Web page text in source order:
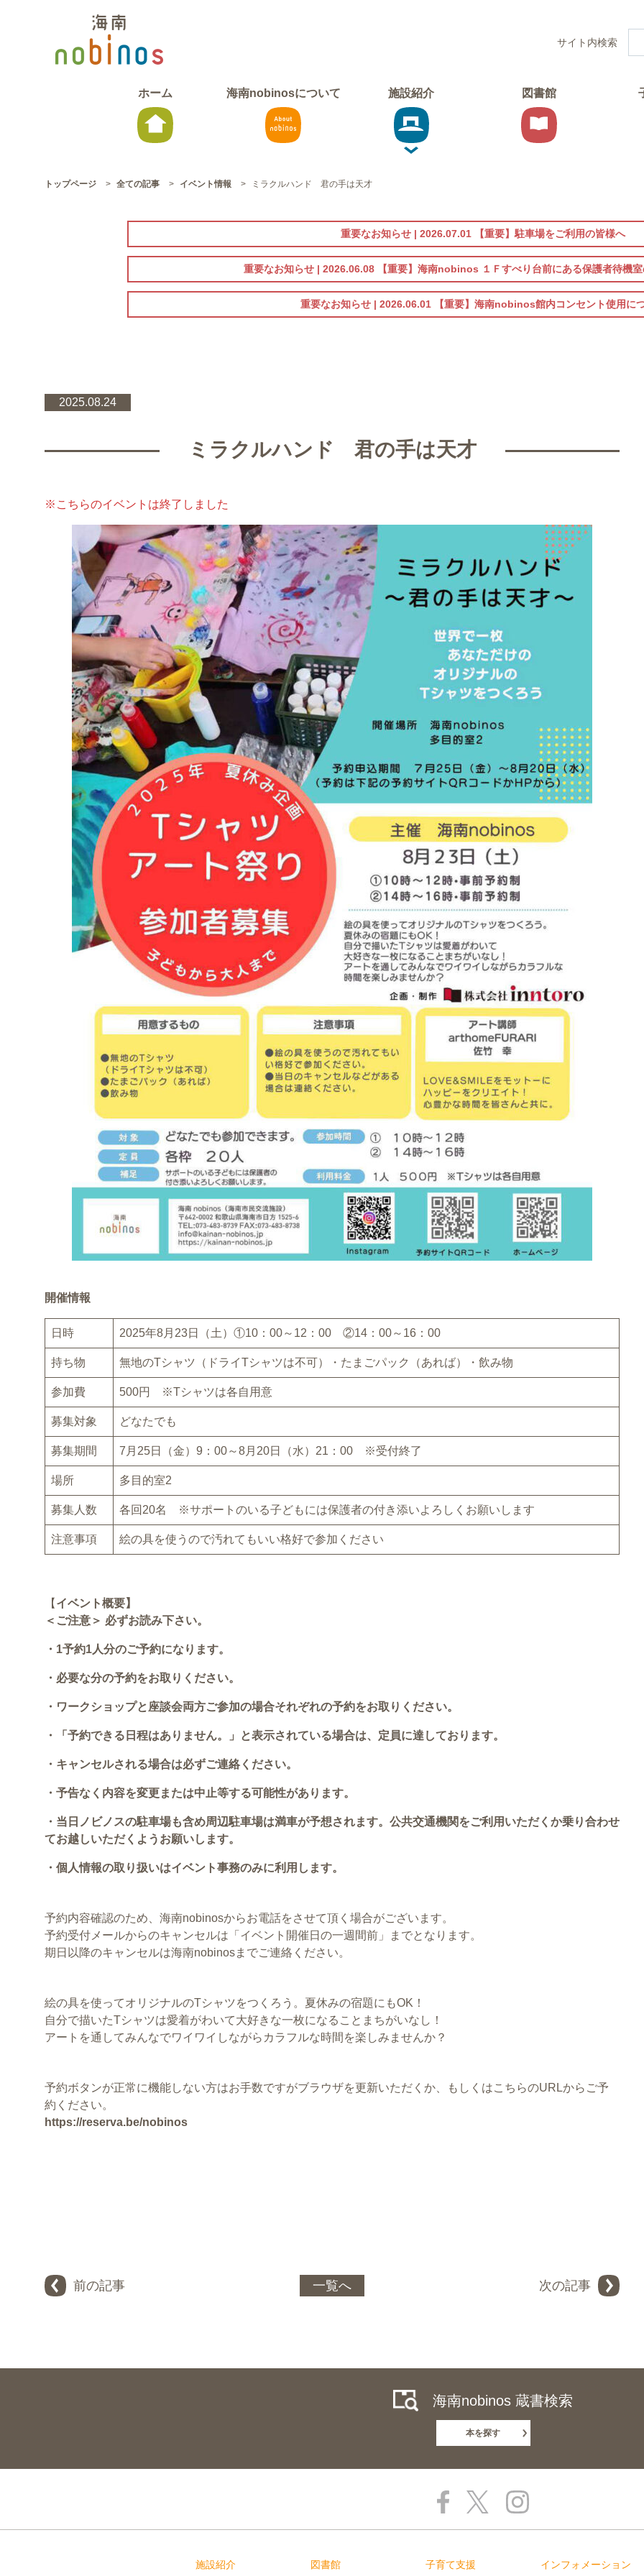
サイト内検索
ホーム 海南nobinosについて 施設紹介 図書館
トップページ > 全ての記事 > イベント情報 > ミラクルハンド 君の手は天才
重要なお知らせ | 2026.07.01 【重要】駐車場をご利用の皆様へ
重要なお知らせ | 2026.06.08【重要】海南nobinos １Ｆすべり台前にある保護者待機室
重要なお知らせ | 2026.06.01【重要】海南nobinos館内コンセント使用に
2025.08.24
ミラクルハンド 君の手は天才
※こちらのイベントは終了しました
開催情報
日時 2025年8月23日（土）①10：00～12：00 ②14：00～16：00
持ち物 無地のTシャツ（ドライTシャツは不可）・たまごパック（あれば）・飲み物
参加費 500円 ※Tシャツは各自用意
募集対象 どなたでも
募集期間 7月25日（金）9：00～8月20日（水）21：00 ※受付終了
場所 多目的室2
募集人数 各回20名 ※サポートのいる子どもには保護者の付き添いよろしくお願いします
注意事項 絵の具を使うので汚れてもいい格好で参加ください
【 イベント概要】
＜ご注意＞ 必ずお読み下さい。
・1予約1人分のご予約になります。
・必要な分の予約をお取りください。
・ワークショップと座談会両方ご参加の場合それぞれの予約をお取りください。
・「予約できる日程はありません。」と表示されている場合は、定員に達しております。
・キャンセルされる場合は必ずご連絡ください。
・予告なく内容を変更または中止等する可能性があります。
・当日ノビノスの駐車場も含め周辺駐車場は満車が予想されます。公共交通機関をご利用いただくか乗り合わせ
てお越しいただくようお願いします。
・個人情報の取り扱いはイベント事務のみに利用します。
予約内容確認のため、海南nobinosからお電話をさせて頂く場合がございます。
予約受付メールからのキャンセルは「イベント開催日の一週間前」までとなります。
期日以降のキャンセルは海南nobinosまでご連絡ください。
絵の具を使ってオリジナルのTシャツをつくろう。夏休みの宿題にもOK！
自分で描いたTシャツは愛着がわいて大好きな一枚になることまちがいなし！
アートを通してみんなでワイワイしながらカラフルな時間を楽しみませんか？
予約ボタンが正常に機能しない方はお手数ですがブラウザを更新いただくか、もしくはこちらのURLからご予
約ください。
https://reserva.be/nobinos
前の記事 一覧へ 次の記事
海南nobinos 蔵書検索
本を探す
施設紹介 図書館 子育て支援 インフォメーション